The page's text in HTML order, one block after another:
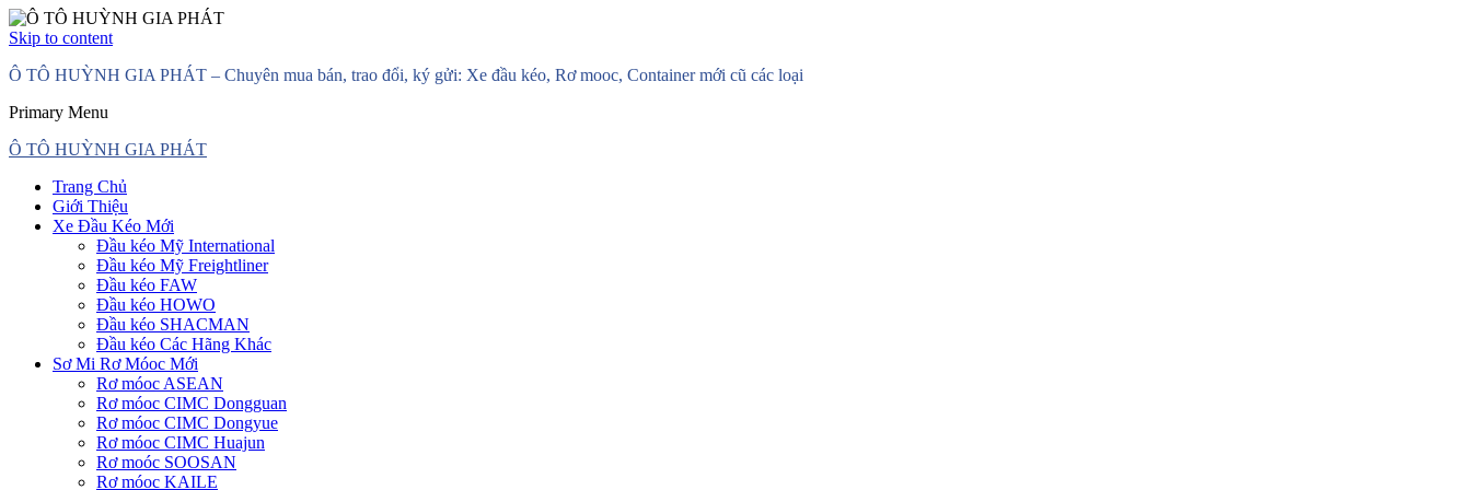
Skip to content
Ô TÔ HUỲNH GIA PHÁT – Chuyên mua bán, trao đổi, ký gửi: Xe đầu kéo, Rơ mooc, Container mới cũ các loại
Primary Menu
Ô TÔ HUỲNH GIA PHÁT
Trang Chủ
Giới Thiệu
Xe Đầu Kéo Mới
Đầu kéo Mỹ International
Đầu kéo Mỹ Freightliner
Đầu kéo FAW
Đầu kéo HOWO
Đầu kéo SHACMAN
Đầu kéo Các Hãng Khác
Sơ Mi Rơ Móoc Mới
Rơ móoc ASEAN
Rơ móoc CIMC Dongguan
Rơ móoc CIMC Dongyue
Rơ móoc CIMC Huajun
Rơ moóc SOOSAN
Rơ móoc KAILE